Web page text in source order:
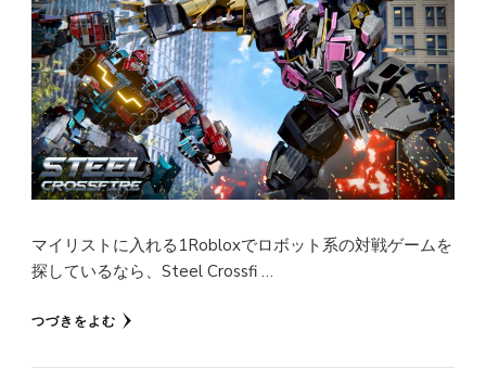
マイリストに入れる1Robloxでロボット系の対戦ゲームを
探しているなら、Steel Crossfi …
つづきをよむ